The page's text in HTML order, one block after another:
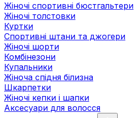
Жіночі спортивні бюстгальтери
Жіночі толстовки
Куртки
Спортивні штани та джогери
Жіночі шорти
Комбінезони
Купальники
Жіноча спідня білизна
Шкарпетки
Жіночі кепки і шапки
Аксесуари для волосся